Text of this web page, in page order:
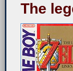
The